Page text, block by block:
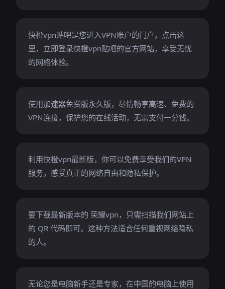
快橙vpn贴吧是您进入VPN账户的门户，点击这
里，立即登录快橙vpn贴吧的官方网站，享受无忧
的网络体验。
使用加速器免费版永久版，尽情畅享高速、免费的
VPN连接，保护您的在线活动，无需支付一分钱。
利用快橙vpn最新版，你可以免费享受我们的VPN
服务，感受真正的网络自由和隐私保护。
要下载最新版本的 荣耀vpn，只需扫描我们网站上
的 QR 代码即可。这种方法适合任何重视网络隐私
的人。
无论您是电脑新手还是专家，在中国的电脑上使用